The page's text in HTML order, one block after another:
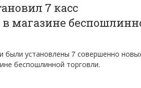
7 касс
магазине
были установлены 7 совершенно
беспошлинной торговли.